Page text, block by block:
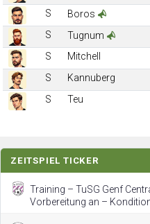
S
Boros
S
Tugnum
S
Mitchell
S
Kannuberg
S
Teu
ZEITSPIEL TICKER
Training – TuSG Genf
Vorbereitung an –